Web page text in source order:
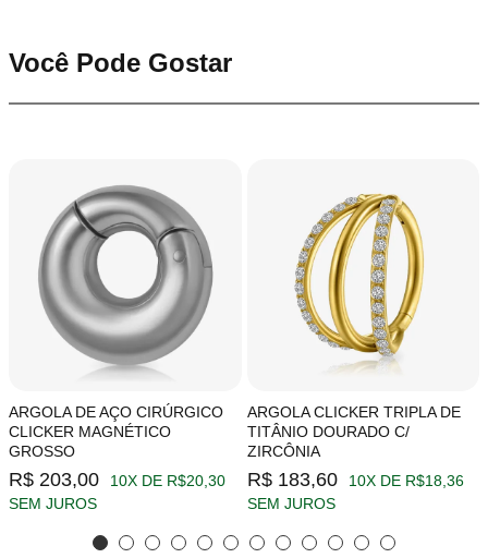
Você Pode Gostar
ARGOLA DE AÇO CIRÚRGICO
CLICKER MAGNÉTICO
GROSSO
R$ 203,00
10X DE R$20,30
SEM JUROS
ARGOLA CLICKER TRIPLA DE
TITÂNIO DOURADO C/
ZIRCÔNIA
R$ 183,60
10X DE R$18,36
SEM JUROS